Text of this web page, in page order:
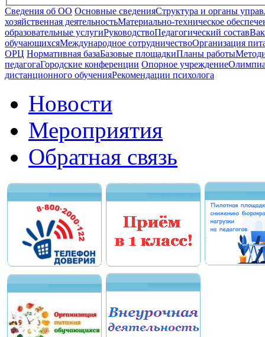
Сведения об ОО Основные сведенияСтруктура и органы
хозяйственная деятельностьМатериально-техническое
образовательные услугиРуководствоПедагогический состав
обучающихсяМеждународное сотрудничествоОрганизация
ОРЦ Нормативная базаБазовые площадкиПланы работы
педагогаГородские конференции Опорное учреждение
дистанционного обученияРекомендации психолога
Новости
Мероприятия
Обратная связь